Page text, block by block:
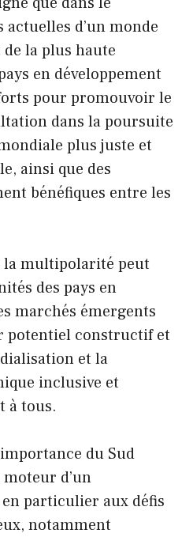
d’un monde
la plus haute
en développement
pour promouvoir le
dans la poursuite
plus juste et
ainsi que des
bénéfiques entre les
la multipolarité peut
des pays en
marchés émergents
potentiel constructif et
et la
inclusive et
à tous.
du Sud
d’un
particulier aux défis
notamment